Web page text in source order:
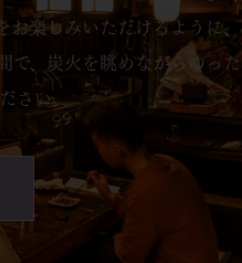
お楽しみいただけるように、
で、炭火を眺めながらゆった
さい。